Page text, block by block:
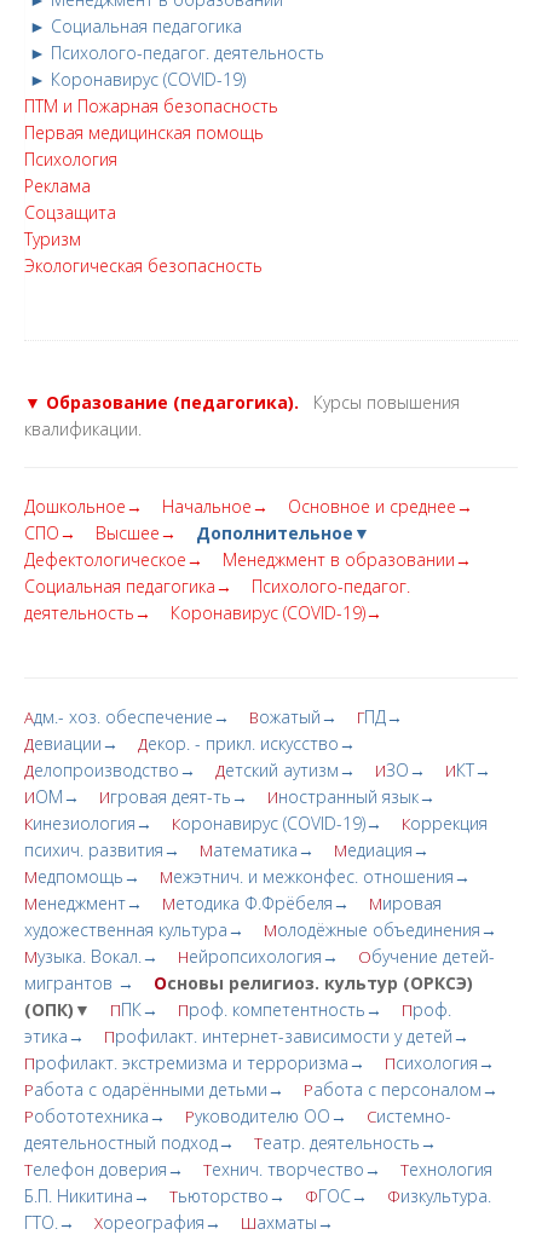
► Социальная педагогика
► Психолого-педагог. деятельность
► Коронавирус (COVID-19)
ПТМ и Пожарная безопасность
Первая медицинская помощь
Психология
Реклама
Соцзащита
Туризм
Экологическая безопасность
▼ Образование (педагогика).
Курсы повышения
квалификации.
Дошкольное→ Начальное→
Основное и среднее→
СПО→
Высшее→
Дополнительное▼
Дефектологическое→
Менеджмент в образовании→
Социальная педагогика→
Психолого-педагог.
деятельность→
Коронавирус (COVID-19)→
Адм.- хоз. обеспечение→ Вожатый→ ГПД→
Девиации→ Декор. - прикл. искусство→
Делопроизводство→ Детский аутизм→ ИЗО→ ИКТ→
ИОМ→ Игровая деят-ть→ Иностранный язык→
Кинезиология→ Коронавирус (COVID-19)→ Коррекция
психич. развития→
Математика→ Медиация→
Медпомощь→ Межэтнич. и межконфес. отношения→
Менеджмент→ Методика Ф.Фрёбеля→ Мировая
художественная культура→
Молодёжные объединения→
Музыка. Вокал.→ Нейропсихология→ Обучение детей-
мигрантов →
Основы религиоз. культур (ОРКСЭ)
(ОПК)▼
ППК→ Проф. компетентность→ Проф.
этика→
Профилакт. интернет-зависимости у детей→
Профилакт. экстремизма и терроризма→ Психология→
Работа с одарёнными детьми→ Работа с персоналом→
Робототехника→ Руководителю ОО→ Системно-
деятельностный подход→
Театр. деятельность→
Телефон доверия→ Технич. творчество→ Технология
Б.П. Никитина→
Тьюторство→ ФГОС→ Физкультура.
ГТО.→
Хореография→ Шахматы→